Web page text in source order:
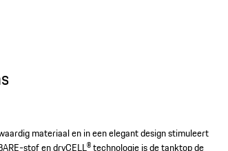
materiaal en in een elegant design stimuleert
stof en dryCELL® technologie is de tanktop de